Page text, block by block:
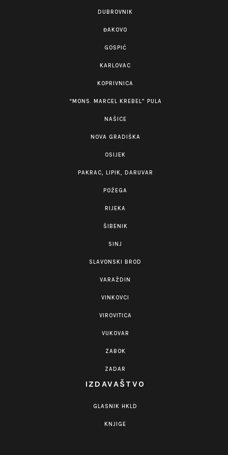
DUBROVNIK
ĐAKOVO
GOSPIĆ
KARLOVAC
KOPRIVNICA
“MONS. MARCEL KREBEL” PULA
NAŠICE
NOVA GRADIŠKA
OSIJEK
PAKRAC, LIPIK, DARUVAR
POŽEGA
RIJEKA
ŠIBENIK
SINJ
SLAVONSKI BROD
VARAŽDIN
VINKOVCI
VIROVITICA
VUKOVAR
ZABOK
ZADAR
IZDAVAŠTVO
GLASNIK HKLD
KNJIGE